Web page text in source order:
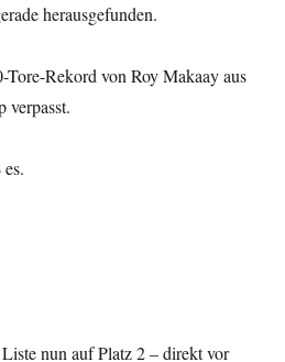
herausgefunden.
Rekord von Roy Makaay aus
verpasst.
nun auf Platz 2 – direkt vor